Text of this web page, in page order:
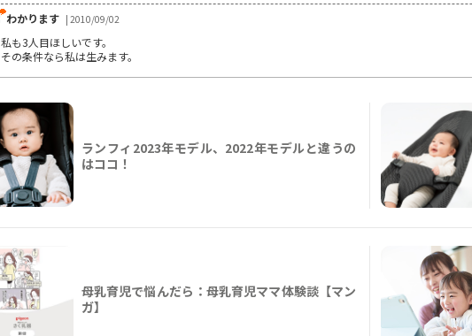
わかります | 2010/09/02
私も3人目ほしいです。
その条件なら私は生みます。
ランフィ2023年モデル、2022年モデルと違うの
はココ！
母乳育児で悩んだら：母乳育児ママ体験談【マン
ガ】